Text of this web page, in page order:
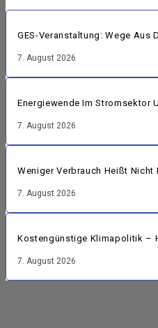
GES-Veranstaltung: Wege
7. August 2026
Energiewende Im Stromsektor
7. August 2026
Weniger Verbrauch Heißt Nicht
7. August 2026
Kostengünstige Klimapolitik –
7. August 2026